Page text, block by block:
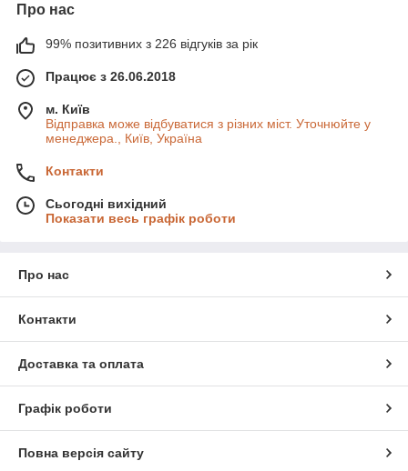
Про нас
99% позитивних з 226 відгуків за рік
Працює з 26.06.2018
м. Київ
Відправка може відбуватися з різних міст. Уточнюйте у
менеджера., Київ, Україна
Контакти
Сьогодні вихідний
Показати весь графік роботи
Про нас
Контакти
Доставка та оплата
Графік роботи
Повна версія сайту